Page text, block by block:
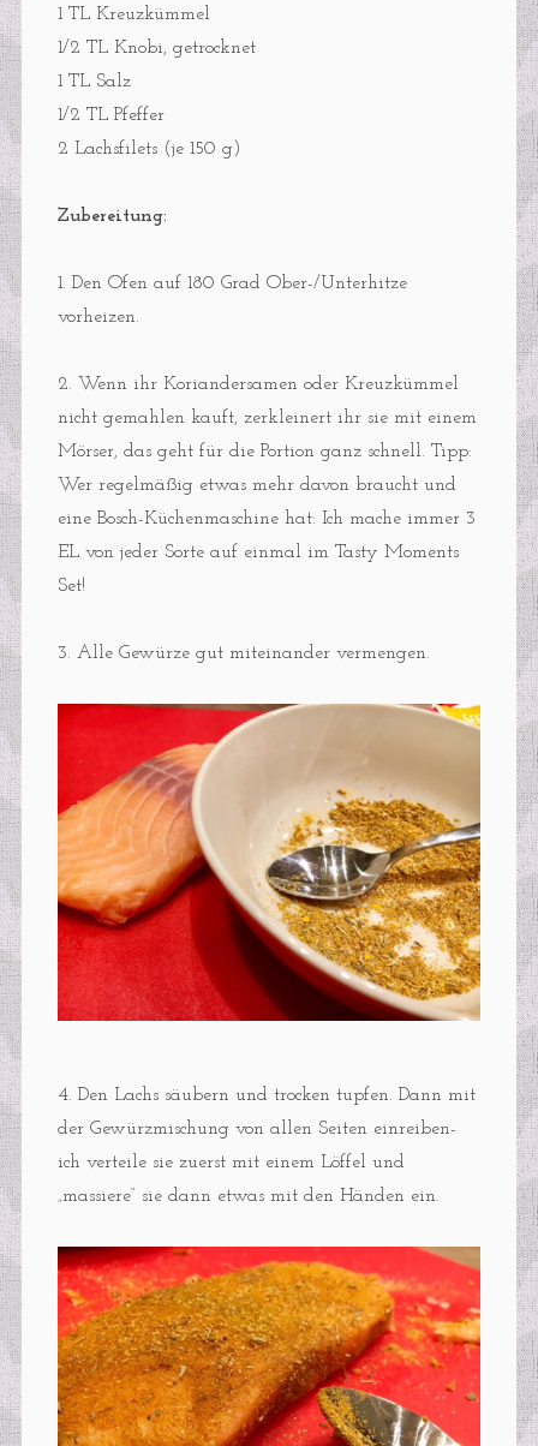
1 TL Kreuzkümmel
1/2 TL Knobi, getrocknet
1 TL Salz
1/2 TL Pfeffer
2 Lachsfilets (je 150 g)
Zubereitung:
1. Den Ofen auf 180 Grad Ober-/Unterhitze
vorheizen.
2. Wenn ihr Koriandersamen oder Kreuzkümmel
nicht gemahlen kauft, zerkleinert ihr sie mit einem
Mörser, das geht für die Portion ganz schnell. Tipp:
Wer regelmäßig etwas mehr davon braucht und
eine Bosch-Küchenmaschine hat: Ich mache immer 3
EL von jeder Sorte auf einmal im Tasty Moments
Set!
3. Alle Gewürze gut miteinander vermengen.
4. Den Lachs säubern und trocken tupfen. Dann mit
der Gewürzmischung von allen Seiten einreiben-
ich verteile sie zuerst mit einem Löffel und
„massiere“ sie dann etwas mit den Händen ein.